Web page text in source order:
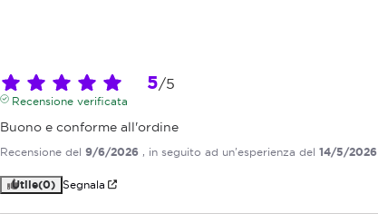
5/5
Recensione verificata
Buono e conforme all'ordine
Recensione del9/6/2026 , in seguito ad un'esperienza del14/5/2026
Utile(0) Segnala